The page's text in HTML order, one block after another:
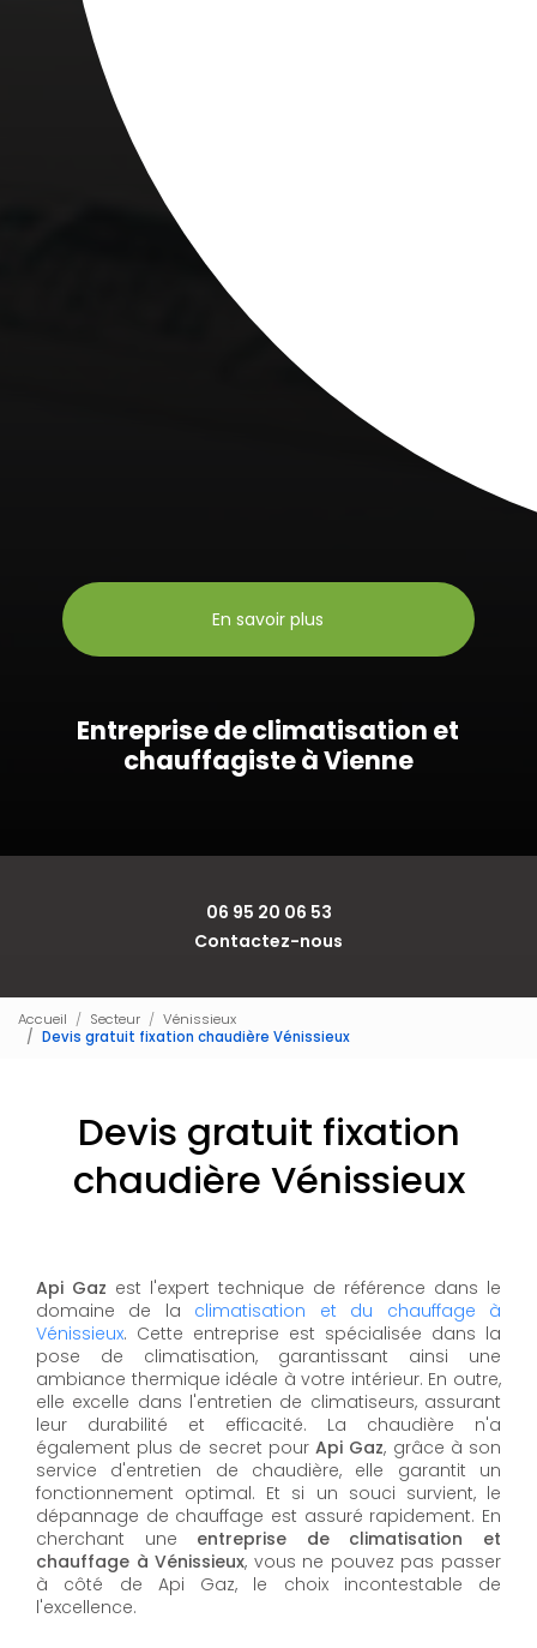
En savoir plus
Entreprise de climatisation et
chauffagiste à Vienne
06 95 20 06 53
Contactez-nous
Accueil Secteur
Vénissieux
Devis gratuit fixation chaudière Vénissieux
Devis gratuit fixation
chaudière Vénissieux
Api Gaz est l'expert technique de référence dans le
domaine de la climatisation et du chauffage à
Vénissieux. Cette entreprise est spécialisée dans la
pose de climatisation, garantissant ainsi une
ambiance thermique idéale à votre intérieur. En outre,
elle excelle dans l'entretien de climatiseurs, assurant
leur durabilité et efficacité. La chaudière n'a
également plus de secret pourApi Gaz, grâce à son
service d'entretien de chaudière, elle garantit un
fonctionnement optimal. Et si un souci survient, le
dépannage de chauffage est assuré rapidement. En
cherchant une entreprise de climatisation et
chauffage à Vénissieux, vous ne pouvez pas passer
à côté de Api Gaz, le choix incontestable de
l'excellence.